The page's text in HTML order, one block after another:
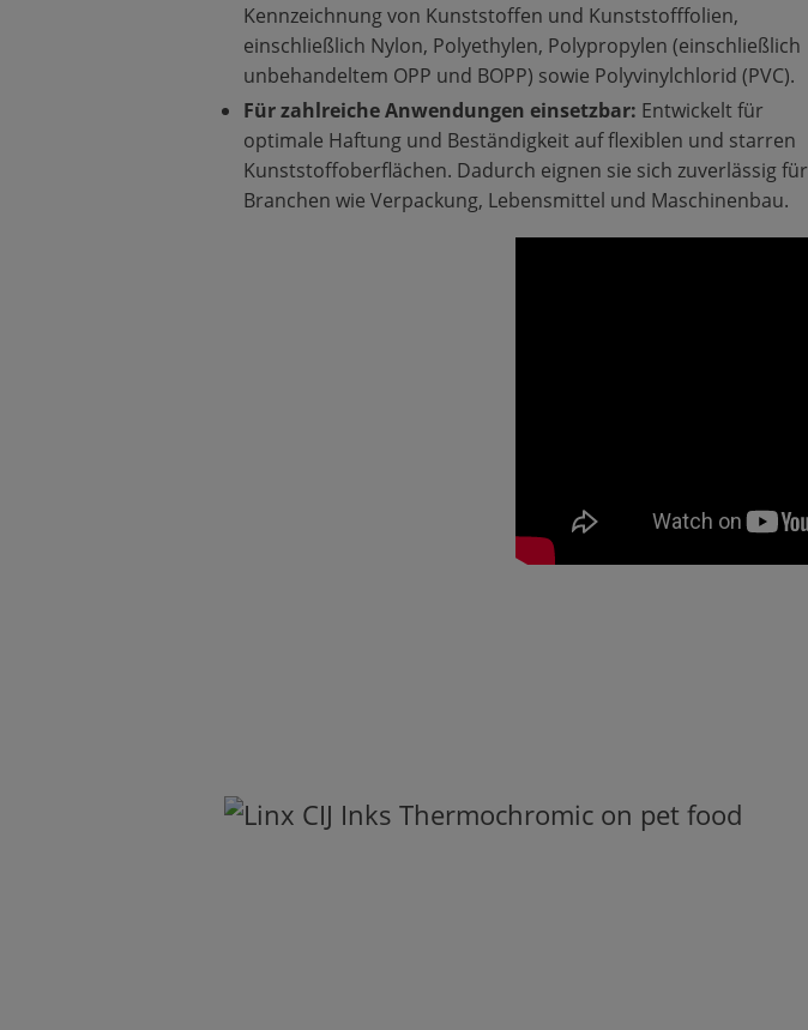
Kennzeichnung von Kunststoffen und Kunststofffolien,
einschließlich Nylon, Polyethylen, Polypropylen (einschließlich
unbehandeltem OPP und BOPP) sowie Polyvinylchlorid (PVC).
Für zahlreiche Anwendungen einsetzbar: Entwickelt für
optimale Haftung und Beständigkeit auf flexiblen und starren
Kunststoffoberflächen. Dadurch eignen sie sich zuverlässig für
Branchen wie Verpackung, Lebensmittel und Maschinenbau.